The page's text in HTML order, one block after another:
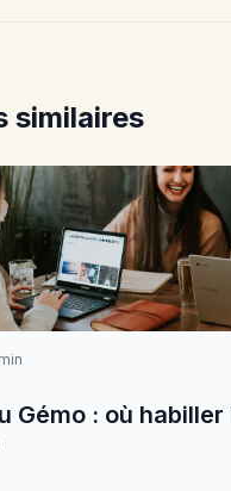
similaires
Gémo : où